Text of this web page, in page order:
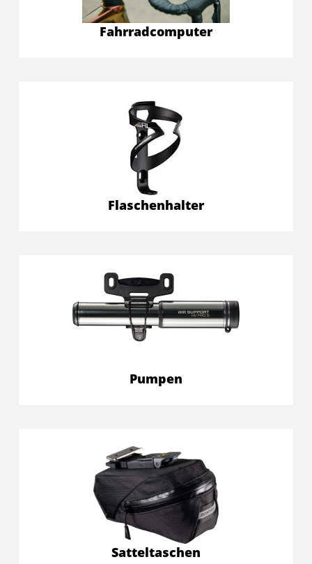
Fahrradcomputer
Flaschenhalter
Pumpen
Satteltaschen